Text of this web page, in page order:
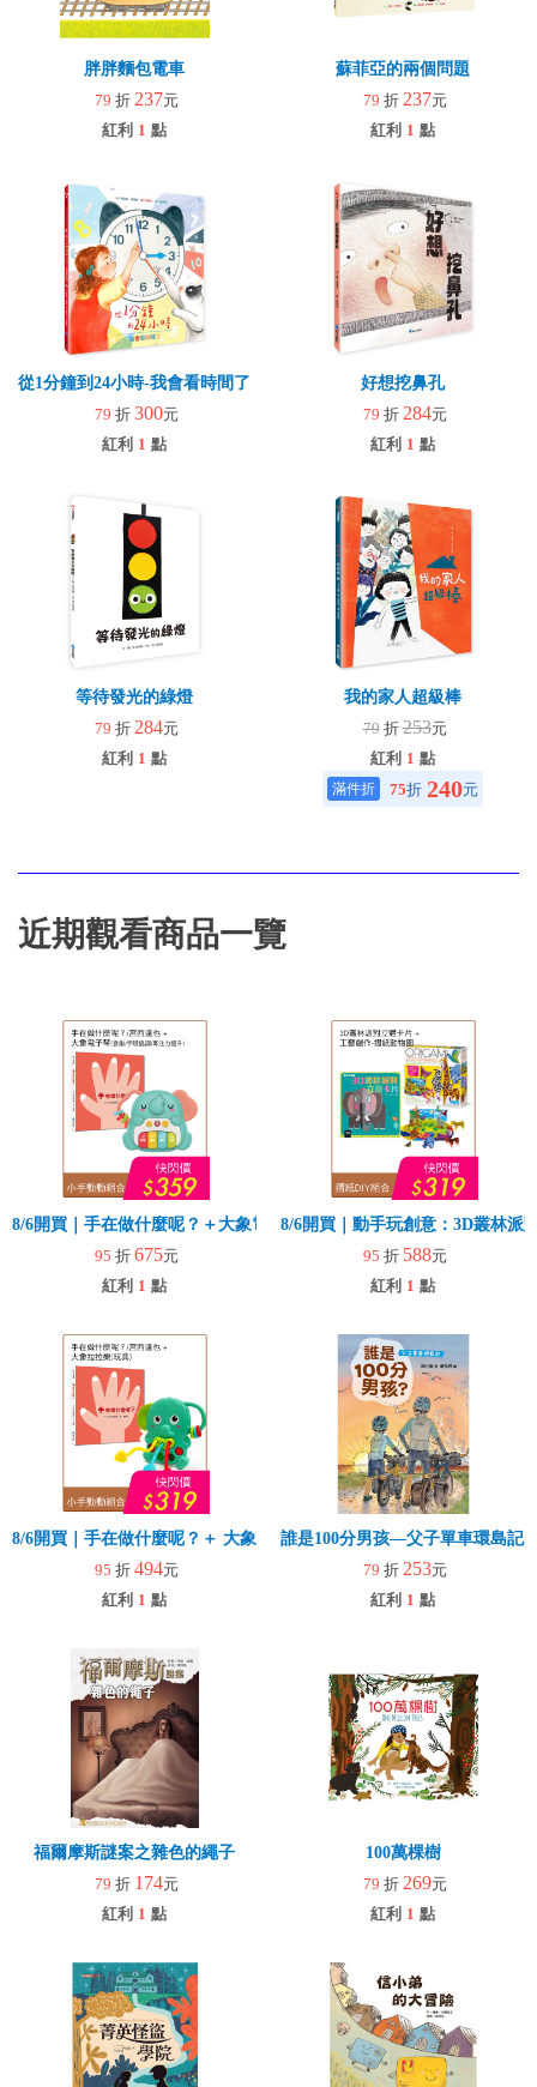
胖胖麵包電車
79 折 237元
紅利 1 點
蘇菲亞的兩個問題
79 折 237元
紅利 1 點
從1分鐘到24小時-我會看時間了
79 折 300元
紅利 1 點
好想挖鼻孔
79 折 284元
紅利 1 點
等待發光的綠燈
79 折 284元
紅利 1 點
我的家人超級棒
79 折253元
紅利 1 點
75折 240元
近期觀看商品一覽
8/6開買｜手在做什麼呢？＋大象電子琴
95 折 675元
紅利 1 點
8/6開買｜動手玩創意：3D叢林派
95 折 588元
紅利 1 點
8/6開買｜手在做什麼呢？＋ 大象拉拉樂(玩具)
95 折 494元
紅利 1 點
誰是100分男孩—父子單車環島記
79 折 253元
紅利 1 點
福爾摩斯謎案之雜色的繩子
79 折 174元
紅利 1 點
100萬棵樹
79 折 269元
紅利 1 點